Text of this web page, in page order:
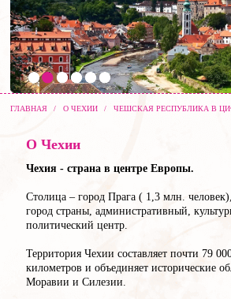
ГЛАВНАЯ / О ЧЕХИИ / ЧЕШСКАЯ РЕСПУБЛИКА В
О Чехии
Чехия - страна в центре Европы.
Столица – город Прага ( 1,3 млн.
город страны, административный,
политический центр.
Территория Чехии составляет почти 79
километров и объединяет исторические
Моравии и Силезии.